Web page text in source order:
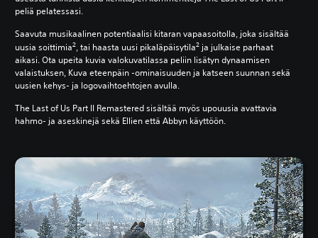
peliä pelatessasi.
Saavuta musikaalinen potentiaalisi kitaran vapaasoitolla, joka sisältää
uusia soittimia2, tai haasta uusi pikaläpäisytila2 ja julkaise parhaat
aikasi. Ota upeita kuvia valokuvatilassa peliin lisätyn dynaamisen
valaistuksen, Kuva eteenpäin -ominaisuuden ja katseen suunnan sekä
uusien kehys- ja logovaihtoehtojen avulla.
The Last of Us Part II Remastered sisältää myös upouusia avattavia
hahmo- ja aseskinejä sekä Ellien että Abbyn käyttöön.